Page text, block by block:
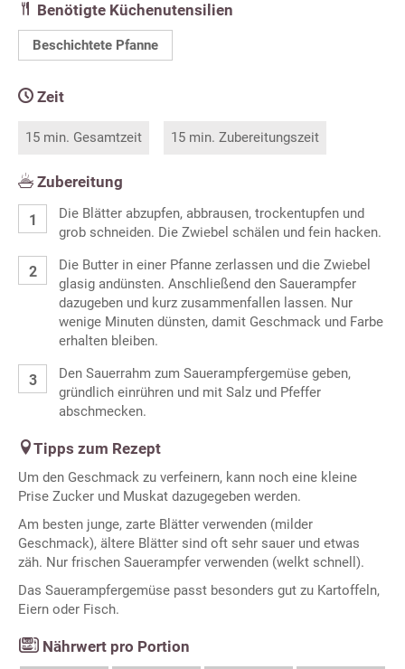
Benötigte Küchenutensilien
Beschichtete Pfanne
Zeit
15 min. Gesamtzeit 15 min. Zubereitungszeit
Zubereitung
Die Blätter abzupfen, abbrausen, trockentupfen und
grob schneiden. Die Zwiebel schälen und fein hacken.
Die Butter in einer Pfanne zerlassen und die Zwiebel
glasig andünsten. Anschließend den Sauerampfer
dazugeben und kurz zusammenfallen lassen. Nur
wenige Minuten dünsten, damit Geschmack und Farbe
erhalten bleiben.
Den Sauerrahm zum Sauerampfergemüse geben,
gründlich einrühren und mit Salz und Pfeffer
abschmecken.
Tipps zum Rezept
Um den Geschmack zu verfeinern, kann noch eine kleine
Prise Zucker und Muskat dazugegeben werden.
Am besten junge, zarte Blätter verwenden (milder
Geschmack), ältere Blätter sind oft sehr sauer und etwas
zäh. Nur frischen Sauerampfer verwenden (welkt schnell).
Das Sauerampfergemüse passt besonders gut zu Kartoffeln,
Eiern oder Fisch.
Nährwert pro Portion